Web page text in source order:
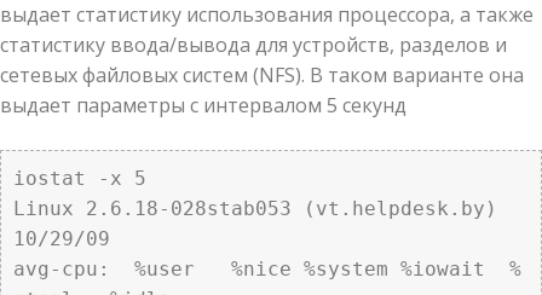
выдает статистику использования процессора, а также
статистику ввода/вывода для устройств, разделов и
сетевых файловых систем (NFS). В таком варианте она
выдает параметры с интервалом 5 секунд
iostat -x 5
Linux 2.6.18-028stab053 (vt.helpdesk.by)
10/29/09
avg-cpu:  %user   %nice %system %iowait  %